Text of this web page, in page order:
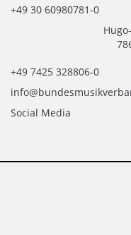
+49 30 60980781-0
+49 7425 328806-0
Social Media